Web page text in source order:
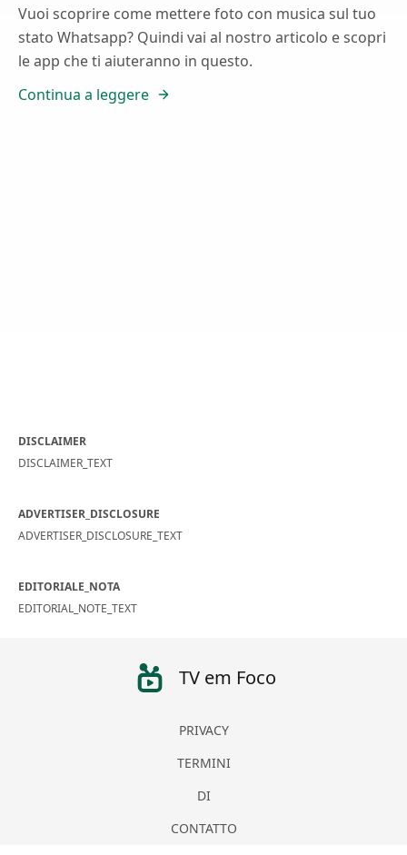
Vuoi scoprire come mettere foto con musica sul tuo
stato Whatsapp? Quindi vai al nostro articolo e scopri
le app che ti aiuteranno in questo.
Continua a leggere
DISCLAIMER
DISCLAIMER_TEXT
ADVERTISER_DISCLOSURE
ADVERTISER_DISCLOSURE_TEXT
EDITORIALE_NOTA
EDITORIAL_NOTE_TEXT
TV em Foco
PRIVACY
TERMINI
DI
CONTATTO